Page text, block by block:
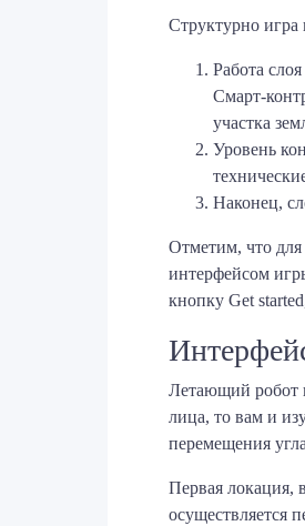
Структурно игра
Работа
Смарт-
участка
Уровень
Наконец,
Отметим, что
интерфейсом
кнопку Get
Летающий робот
лица, то вам и
перемещения
Первая локация,
осуществляется